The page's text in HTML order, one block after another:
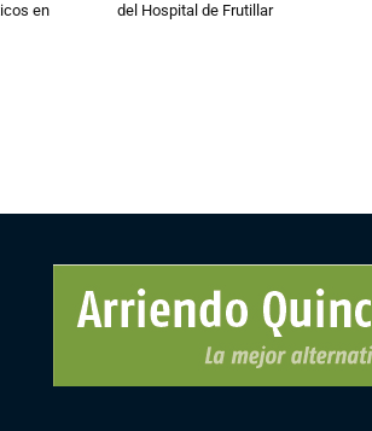
en
del Hospital de Frutillar